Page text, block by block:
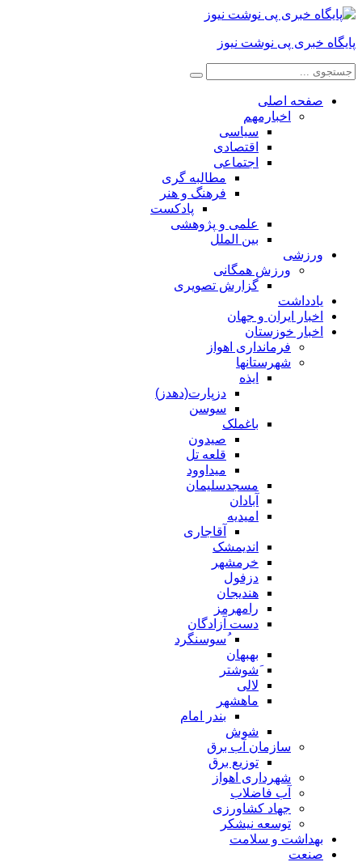
پایگاه خبری پی نوشت نیوز
صفحه اصلی
اخبارمهم
سیاسی
اقتصادی
اجتماعی
مطالبه گری
فرهنگ و هنر
پادکست
علمی و پژوهشی
بین الملل
ورزشی
ورزش همگانی
گزارش تصویری
یادداشت
اخبار ایران و جهان
اخبار خوزستان
فرمانداری اهواز
شهرستانها
ایذه
دزپارت(دهدز)
سوسن
باغملک
صیدون
قلعه تل
میداوود
مسجدسلیمان
آبادان
امیدیه
آقاجاری
اندیمشک
خرمشهر
دزفول
هندیجان
رامهرمز
دست آزادگان
ُسوسنگرد
بهبهان
َشوشتر
لالی
ماهشهر
بندر امام
شوش
سازمان آب برق
توزیع برق
شهرداری اهواز
آب فاضلاب
جهاد کشاورزی
توسعه نیشکر
بهداشت و سلامت
صنعت